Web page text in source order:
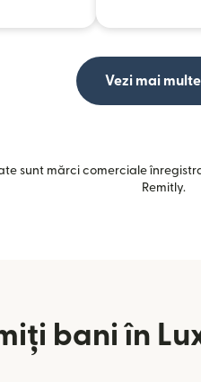
Vezi mai multe
sunt mărci comerciale
Remitly.
bani în